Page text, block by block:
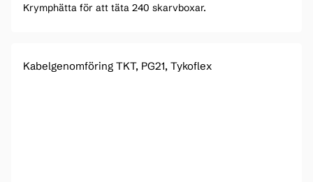
Krymphätta för att täta 240 skarvboxar.
Kabelgenomföring TKT, PG21, Tykoflex